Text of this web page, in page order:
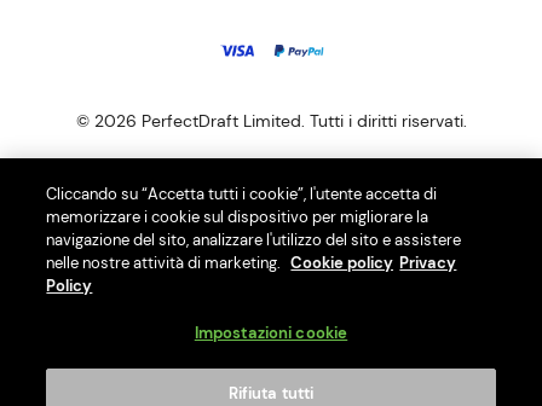
© 2026 PerfectDraft Limited. Tutti i diritti riservati.
I nostri spillatori di birra PerfectDraft ti offrono la migliore esperienza
di birra alla spina a casa con una selezione di oltre 40 differenti fusti
di birra.
PerfectDraft Europe SAS e’ membro del Consorzio RLG per il riciclo
il sito del Consorzio RLG (https://consorzio-rlg.com/) per maggiori
informazioni su come riciclare i tuoi RAEE.
Cliccando su “Accetta tutti i cookie”, l'utente accetta di
memorizzare i cookie sul dispositivo per migliorare la
navigazione del sito, analizzare l'utilizzo del sito e assistere
nelle nostre attività di marketing. Cookie policy Privacy
Policy
Impostazioni cookie
Rifiuta tutti